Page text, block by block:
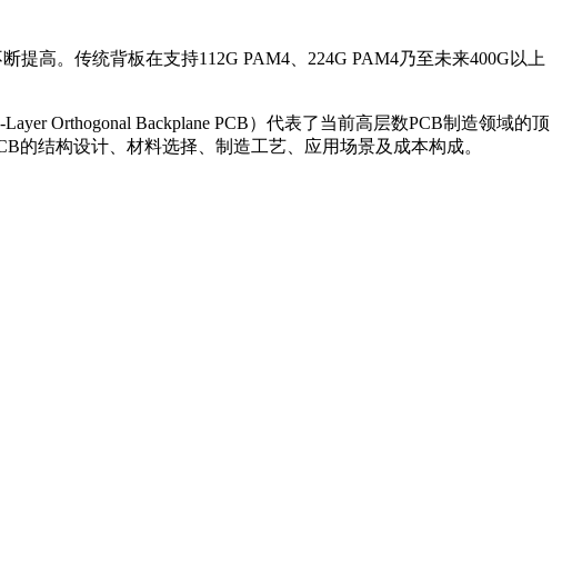
高。传统背板在支持112G PAM4、224G PAM4乃至未来400G以上
Orthogonal Backplane PCB）代表了当前高层数PCB制造领域的顶
的结构设计、材料选择、制造工艺、应用场景及成本构成。